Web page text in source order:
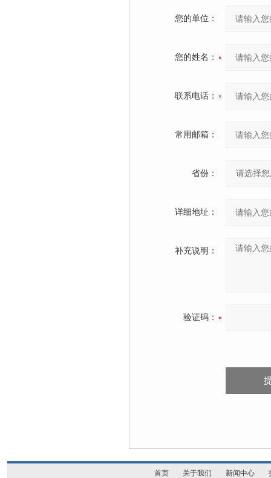
您的单位：
您的姓名：
联系电话：
常用邮箱：
省份：
详细地址：
补充说明：
验证码：
首页 关于我们 新闻中心